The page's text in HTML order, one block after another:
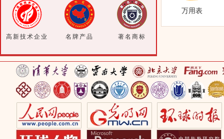
高新技术企业 名牌产品 著名商标
万用表